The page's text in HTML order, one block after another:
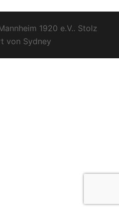
1920 e.V.. Stolz
von Sydney